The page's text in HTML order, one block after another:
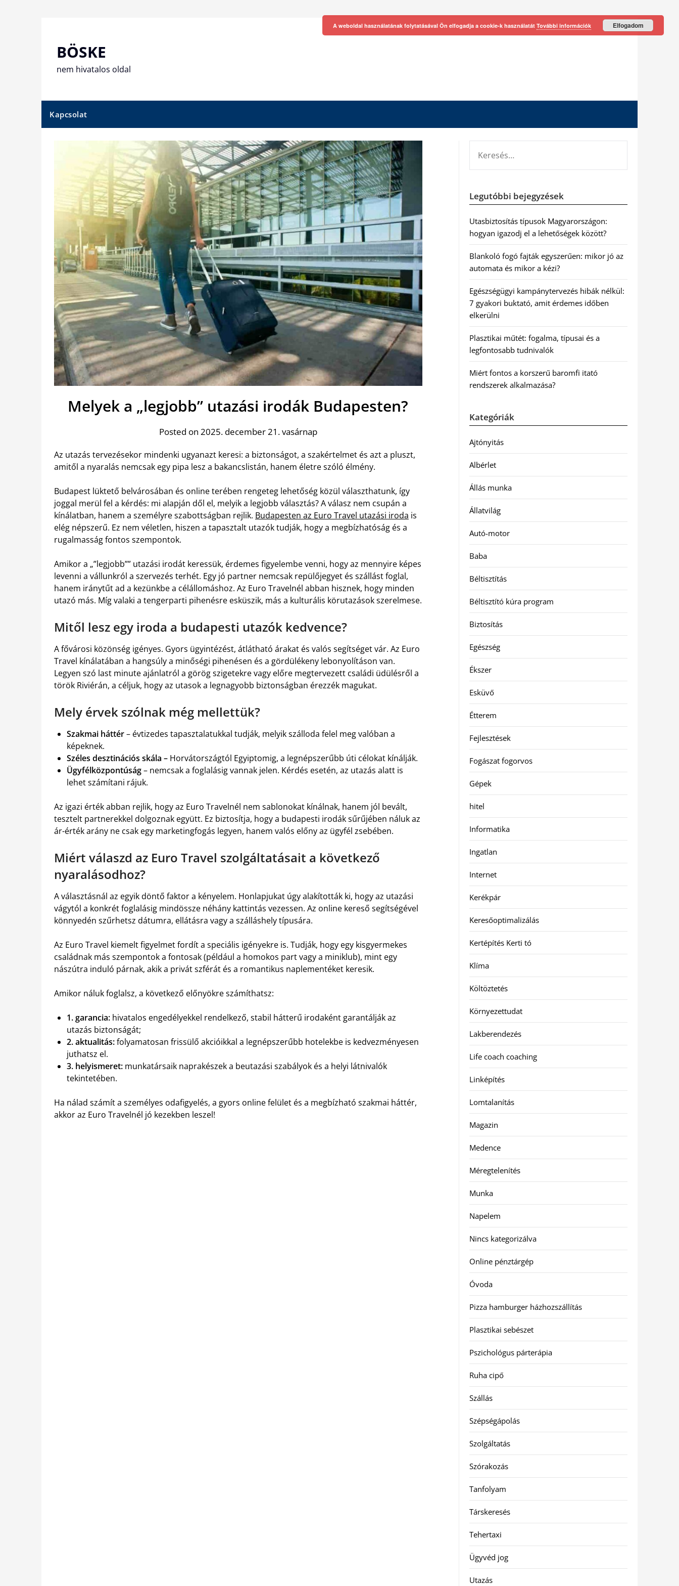
BÖSKE
nem hivatalos oldal
Kapcsolat
Melyek a „legjobb” utazási irodák Budapesten?
Posted on 2025. december 21. vasárnap
Az utazás tervezésekor mindenki ugyanazt keresi: a biztonságot, a szakértelmet és azt a pluszt,
amitől a nyaralás nemcsak egy pipa lesz a bakancslistán, hanem életre szóló élmény.
Budapest lüktető belvárosában és online terében rengeteg lehetőség közül választhatunk, így
joggal merül fel a kérdés: mi alapján dől el, melyik a legjobb választás? A válasz nem csupán a
kínálatban, hanem a személyre szabottságban rejlik. Budapesten az Euro Travel utazási iroda is
elég népszerű. Ez nem véletlen, hiszen a tapasztalt utazók tudják, hogy a megbízhatóság és a
rugalmasság fontos szempontok.
Amikor a „”legjobb”” utazási irodát keressük, érdemes figyelembe venni, hogy az mennyire képes
levenni a vállunkról a szervezés terhét. Egy jó partner nemcsak repülőjegyet és szállást foglal,
hanem iránytűt ad a kezünkbe a célállomáshoz. Az Euro Travelnél abban hisznek, hogy minden
utazó más. Míg valaki a tengerparti pihenésre esküszik, más a kulturális körutazások szerelmese.
Mitől lesz egy iroda a budapesti utazók kedvence?
A fővárosi közönség igényes. Gyors ügyintézést, átlátható árakat és valós segítséget vár. Az Euro
Travel kínálatában a hangsúly a minőségi pihenésen és a gördülékeny lebonyolításon van.
Legyen szó last minute ajánlatról a görög szigetekre vagy előre megtervezett családi üdülésről a
török Riviérán, a céljuk, hogy az utasok a legnagyobb biztonságban érezzék magukat.
Mely érvek szólnak még mellettük?
Szakmai háttér– évtizedes tapasztalatukkal tudják, melyik szálloda felel meg valóban a
képeknek.
Széles desztinációs skála – Horvátországtól Egyiptomig, a legnépszerűbb úti célokat kínálják.
Ügyfélközpontúság– nemcsak a foglalásig vannak jelen. Kérdés esetén, az utazás alatt is
lehet számítani rájuk.
Az igazi érték abban rejlik, hogy az Euro Travelnél nem sablonokat kínálnak, hanem jól bevált,
tesztelt partnerekkel dolgoznak együtt. Ez biztosítja, hogy a budapesti irodák sűrűjében náluk az
ár-érték arány ne csak egy marketingfogás legyen, hanem valós előny az ügyfél zsebében.
Miért válaszd az Euro Travel szolgáltatásait a következő
nyaralásodhoz?
A választásnál az egyik döntő faktor a kényelem. Honlapjukat úgy alakították ki, hogy az utazási
vágytól a konkrét foglalásig mindössze néhány kattintás vezessen. Az online kereső segítségével
könnyedén szűrhetsz dátumra, ellátásra vagy a szálláshely típusára.
Az Euro Travel kiemelt figyelmet fordít a speciális igényekre is. Tudják, hogy egy kisgyermekes
családnak más szempontok a fontosak (például a homokos part vagy a miniklub), mint egy
nászútra induló párnak, akik a privát szférát és a romantikus naplementéket keresik.
Amikor náluk foglalsz, a következő előnyökre számíthatsz:
1. garancia: hivatalos engedélyekkel rendelkező, stabil hátterű irodaként garantálják az
utazás biztonságát;
2. aktualitás:folyamatosan frissülő akcióikkal a legnépszerűbb hotelekbe is kedvezményesen
juthatsz el.
3. helyismeret: munkatársaik naprakészek a beutazási szabályok és a helyi látnivalók
tekintetében.
Ha nálad számít a személyes odafigyelés, a gyors online felület és a megbízható szakmai háttér,
akkor az Euro Travelnél jó kezekben leszel!
Legutóbbi bejegyzések
Utasbiztosítás típusok Magyarországon:
hogyan igazodj el a lehetőségek között?
Blankoló fogó fajták egyszerűen: mikor jó az
automata és mikor a kézi?
Egészségügyi kampánytervezés hibák nélkül:
7 gyakori buktató, amit érdemes időben
elkerülni
Plasztikai műtét: fogalma, típusai és a
legfontosabb tudnivalók
Miért fontos a korszerű baromfi itató
rendszerek alkalmazása?
Kategóriák
Ajtónyitás
Albérlet
Állás munka
Állatvilág
Autó-motor
Baba
Béltisztítás
Béltisztító kúra program
Biztosítás
Egészség
Ékszer
Esküvő
Étterem
Fejlesztések
Fogászat fogorvos
Gépek
hitel
Informatika
Ingatlan
Internet
Kerékpár
Keresőoptimalizálás
Kertépítés Kerti tó
Klíma
Költöztetés
Környezettudat
Lakberendezés
Life coach coaching
Linképítés
Lomtalanítás
Magazin
Medence
Méregtelenítés
Munka
Napelem
Nincs kategorizálva
Online pénztárgép
Óvoda
Pizza hamburger házhozszállítás
Plasztikai sebészet
Pszichológus párterápia
Ruha cipő
Szállás
Szépségápolás
Szolgáltatás
Szórakozás
Tanfolyam
Társkeresés
Tehertaxi
Ügyvéd jog
Utazás
A weboldal használatának folytatásával Ön elfogadja a cookie-k használatát További információk Elfogadom